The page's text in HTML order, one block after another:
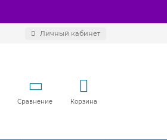
Личный кабинет
Сравнение Корзина